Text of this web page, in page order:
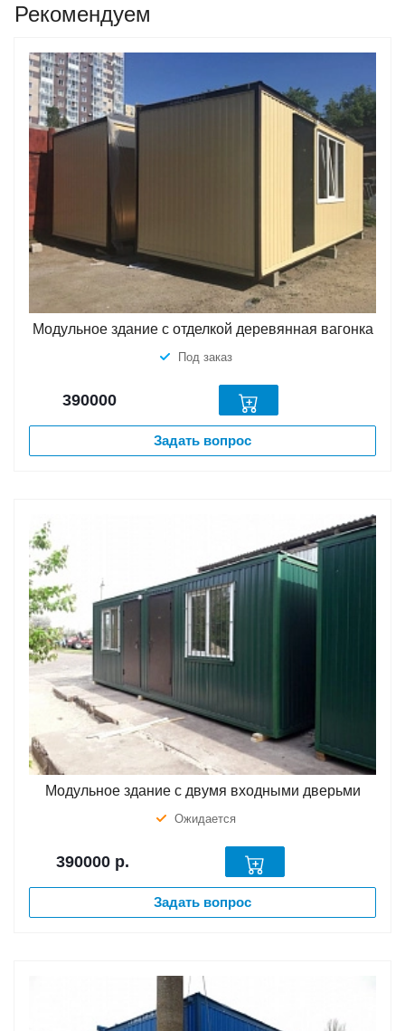
Рекомендуем
Модульное здание с отделкой деревянная вагонка
Под заказ
390000
Задать вопрос
Модульное здание с двумя входными дверьми
Ожидается
390000 р.
Задать вопрос